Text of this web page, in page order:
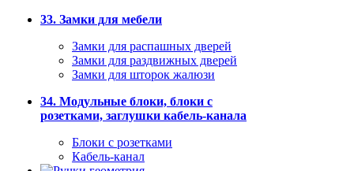
33. Замки для мебели
Замки для распашных дверей
Замки для раздвижных дверей
Замки для шторок жалюзи
34. Модульные блоки, блоки с
розетками, заглушки кабель-канала
Блоки с розетками
Кабель-канал